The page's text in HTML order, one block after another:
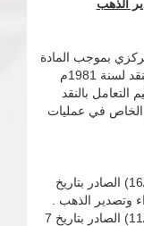
الذهب
بموجب المادة
(7) والمادة (8) من قانون تنظيم التعامل بالنقد لسنة 1981م
لائحة تنظيم التعامل بالنقد
الخاص في عمليات
منشور إدارة السياسات رقم (16/2017) الصادر بتاريخ
منشور إدارة السياسات رقم (11/2018) الصادر بتاريخ 7